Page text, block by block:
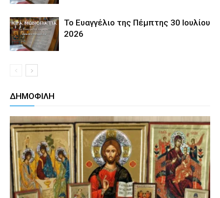
Το Ευαγγέλιο της Πέμπτης 30 Ιουλίου
2026
ΔΗΜΟΦΙΛΗ